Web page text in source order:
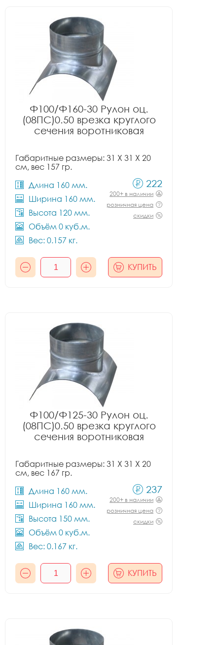
Ф100/Ф160-30 Рулон оц.
(08ПС)0.50 врезка круглого
сечения воротниковая
Габаритные размеры: 31 X 31 X 20
см, вес 157 гр.
Длина 160 мм.
Ширина 160 мм.
Высота 120 мм.
Объём 0 куб.м.
Вес: 0.157 кг.
222
200+ в наличии
розничная цена
скидки
КУПИТЬ
Ф100/Ф125-30 Рулон оц.
(08ПС)0.50 врезка круглого
сечения воротниковая
Габаритные размеры: 31 X 31 X 20
см, вес 167 гр.
Длина 160 мм.
Ширина 160 мм.
Высота 150 мм.
Объём 0 куб.м.
Вес: 0.167 кг.
237
200+ в наличии
розничная цена
скидки
КУПИТЬ